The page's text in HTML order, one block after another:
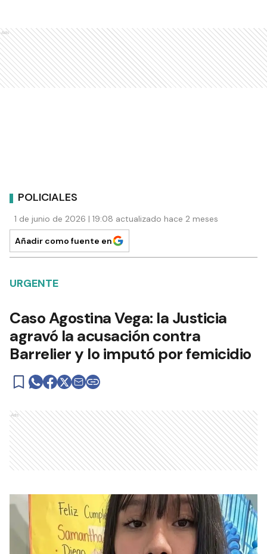
Ads
POLICIALES
1 de junio de 2026 | 19:08 actualizado hace 2 meses
Añadir como fuente en
URGENTE
Caso Agostina Vega: la Justicia
agravó la acusación contra
Barrelier y lo imputó por femicidio
Ads